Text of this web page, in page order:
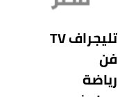
تليجراف TV
فن
رياضة